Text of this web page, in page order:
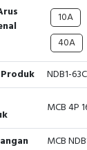
10A
40A
NDB1-
MCB 4P
MCB